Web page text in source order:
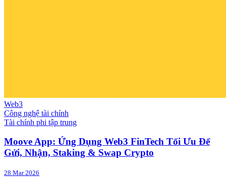
Web3
Công nghệ tài chính
Tài chính phi tập trung
Moove App: Ứng Dụng Web3 FinTech Tối Ưu Để
Gửi, Nhận, Staking & Swap Crypto
28 Mar 2026